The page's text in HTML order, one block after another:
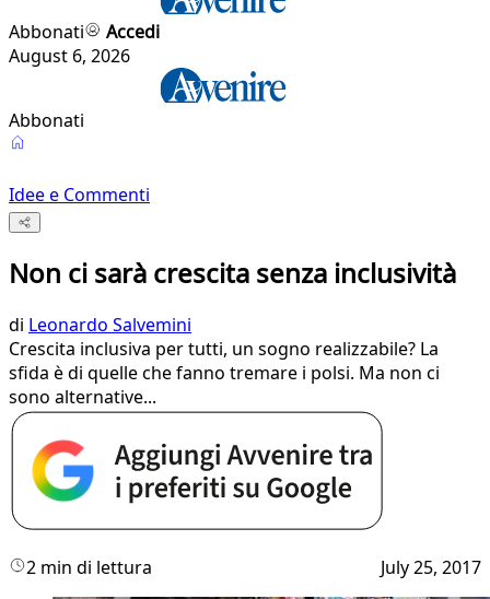
Abbonati
Accedi
August 6, 2026
Abbonati
Idee e Commenti
Non ci sarà crescita senza inclusività
di Leonardo Salvemini
Crescita inclusiva per tutti, un sogno realizzabile? La
sfida è di quelle che fanno tremare i polsi. Ma non ci
sono alternative...
2 min di lettura July 25, 2017